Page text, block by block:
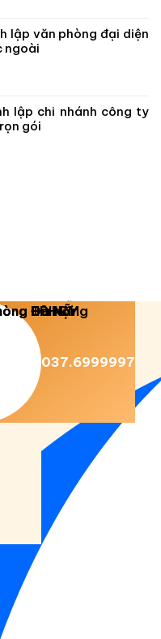
lập văn phòng đại diện
ngoài
lập chi nhánh công ty
gói
Dương Gia